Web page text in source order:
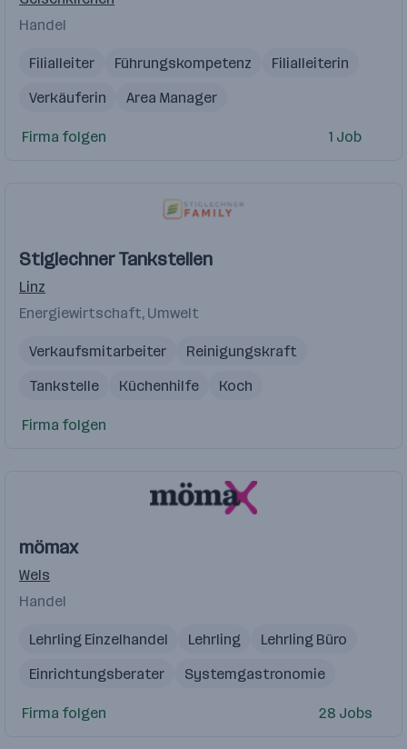
Handel
Filialleiter Führungskompetenz
Filialleiterin
Verkäuferin
Area Manager
Nachweisbare Erfahrung im kundenorientierten Service
Firma folgen 1 Job
Stiglechner Tankstellen
Linz
Energiewirtschaft, Umwelt
Verkaufsmitarbeiter
Reinigungskraft
Tankstelle
Küchenhilfe Koch
Firma folgen
mömax
Wels
Handel
Lehrling Einzelhandel Lehrling
Lehrling Büro
Einrichtungsberater
Systemgastronomie
Firma folgen 28 Jobs